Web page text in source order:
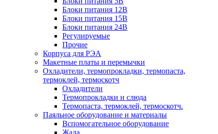
Блоки питания 12В
Блоки питания 15В
Блоки питания 24В
Регулируемые
Прочие
Корпуса для РЭА
Макетные платы и перемычки
Охладители, термопрокладки, термопаста,
термоклей, термоскотч
Охладители
Термопрокладки и слюда
Термопаста, термоклей, термоскотч.
Паяльное оборудование и материалы
Вспомогательное оборудование
Жала